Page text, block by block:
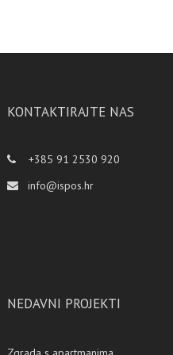
KONTAKTIRAJTE NAS
+385 91 2530 920
info@ispos.hr
NEDAVNI PROJEKTI